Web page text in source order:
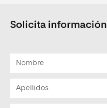
Solicita información